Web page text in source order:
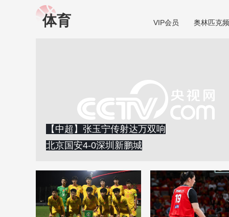
体育 VIP会员 奥林匹克
【中超】张玉宁传射达万双响
北京国安4-0深圳新鹏城